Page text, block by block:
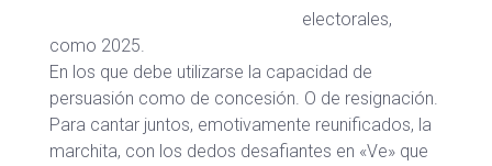
electorales,
como 2025.
En los que debe utilizarse la capacidad de
persuasión como de concesión. O de resignación.
Para cantar juntos, emotivamente reunificados, la
marchita, con los dedos desafiantes en «Ve» que